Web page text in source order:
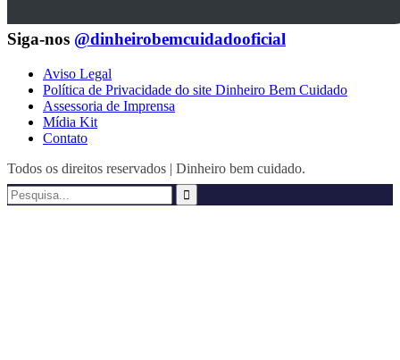
Siga-nos @dinheirobemcuidadooficial
Aviso Legal
Política de Privacidade do site Dinheiro Bem Cuidado
Assessoria de Imprensa
Mídia Kit
Contato
Todos os direitos reservados | Dinheiro bem cuidado.